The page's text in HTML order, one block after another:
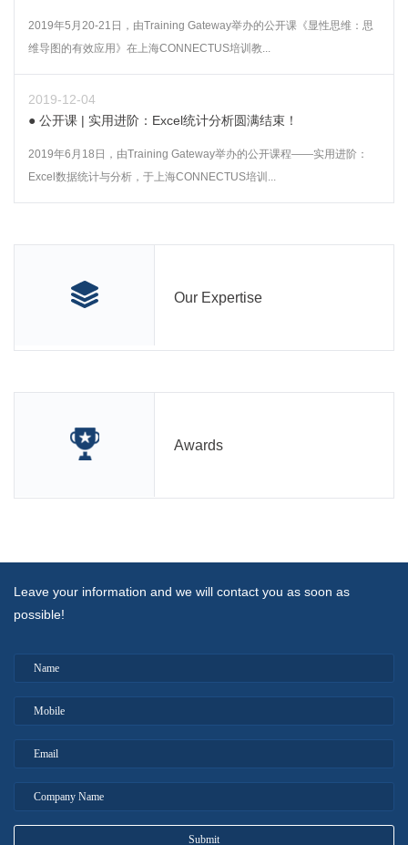
2019年5月20-21日，由Training Gateway举办的公开课《显性思维：思
维导图的有效应用》在上海CONNECTUS培训教...
2019-12-04
公开课 | 实用进阶：Excel统计分析圆满结束！
2019年6月18日，由Training Gateway举办的公开课程——实用进阶：
Excel数据统计与分析，于上海CONNECTUS培训...
Our Expertise
Awards
Leave your information and we will contact you as soon as
possible!